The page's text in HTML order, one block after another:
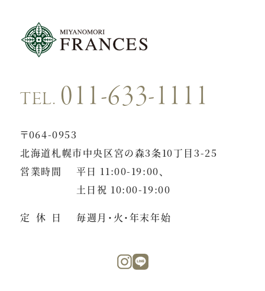
TEL. 011-633-1111
〒064-0953
北海道札幌市中央区宮の森3条10丁目3-25
営業時間
平日 11:00-19:00、
土日祝 10:00-19:00
定休日 毎週月・火・年末年始